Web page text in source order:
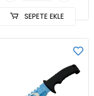
SEPETE EKLE